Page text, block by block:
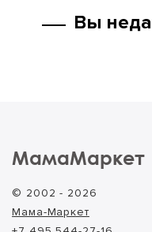
Вы
МамаМаркет
© 2002 - 2026
Мама-Маркет